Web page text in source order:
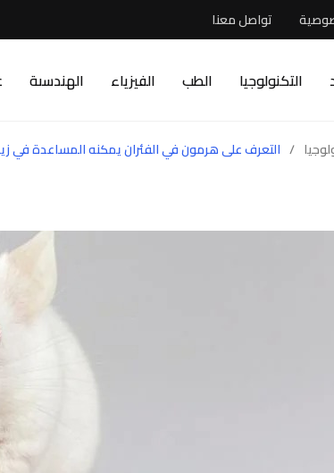
تواصل معنا
التكنولوجيا الطب الفيزياء الهندسىة
/ التعرف على هرمون في الفئران يمكنه المساعدة في